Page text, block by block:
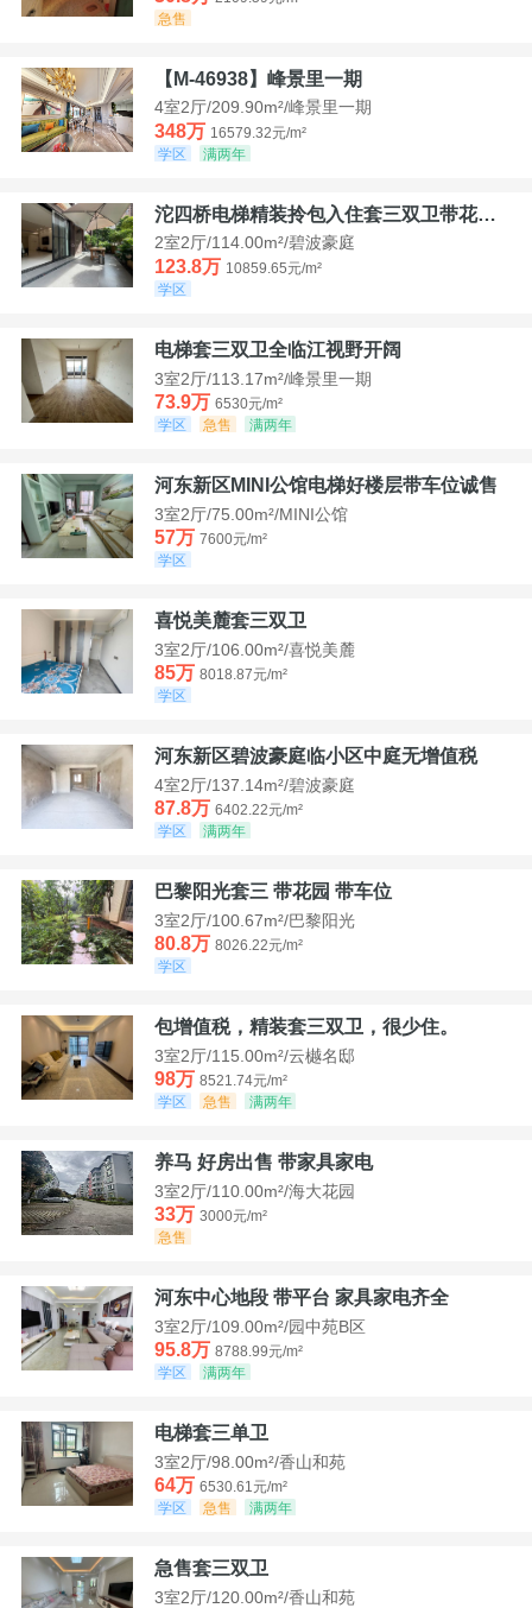
急售
【M-46938】峰景里一期
4室2厅/209.90m²/峰景里一期
348万 16579.32元/m²
学区
满两年
沱四桥电梯精装拎包入住套三双卫带花园40平米带车位
2室2厅/114.00m²/碧波豪庭
123.8万 10859.65元/m²
学区
电梯套三双卫全临江视野开阔
3室2厅/113.17m²/峰景里一期
73.9万 6530元/m²
学区
急售 满两年
河东新区MINI公馆电梯好楼层带车位诚售
3室2厅/75.00m²/MINI公馆
57万 7600元/m²
学区
喜悦美麓套三双卫
3室2厅/106.00m²/喜悦美麓
85万 8018.87元/m²
学区
河东新区碧波豪庭临小区中庭无增值税
4室2厅/137.14m²/碧波豪庭
87.8万 6402.22元/m²
学区
满两年
巴黎阳光套三 带花园 带车位
3室2厅/100.67m²/巴黎阳光
80.8万 8026.22元/m²
学区
包增值税，精装套三双卫，很少住。
3室2厅/115.00m²/云樾名邸
98万 8521.74元/m²
学区
急售 满两年
养马 好房出售 带家具家电
3室2厅/110.00m²/海大花园
33万 3000元/m²
急售
河东中心地段 带平台 家具家电齐全
3室2厅/109.00m²/园中苑B区
95.8万 8788.99元/m²
学区
满两年
电梯套三单卫
3室2厅/98.00m²/香山和苑
64万 6530.61元/m²
学区
急售 满两年
急售套三双卫
3室2厅/120.00m²/香山和苑